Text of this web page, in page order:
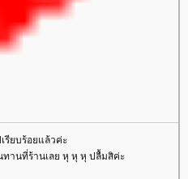
รียบร้อยแล้วค่ะ
ทานที่ร้านเลย หุ หุ หุ ปลื้มสิค่ะ